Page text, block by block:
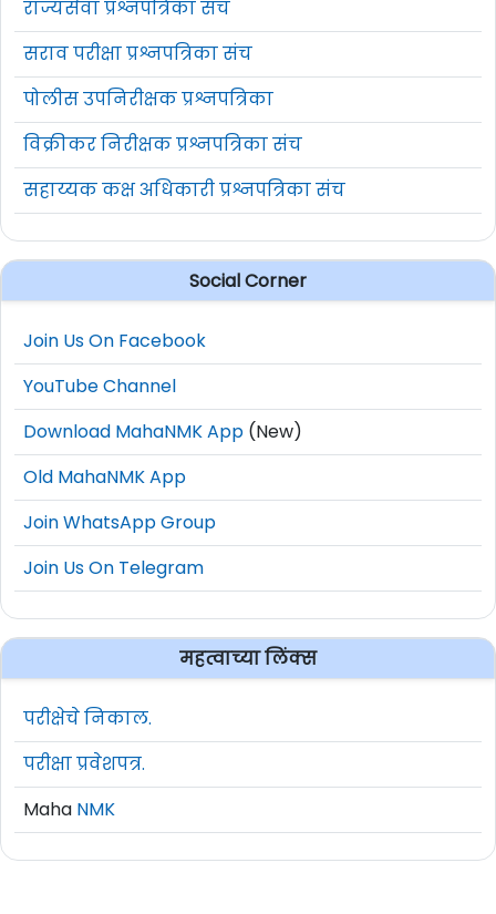
राज्यसेवा प्रश्नपत्रिका संच
सराव परीक्षा प्रश्नपत्रिका संच
पोलीस उपनिरीक्षक प्रश्नपत्रिका
विक्रीकर निरीक्षक प्रश्नपत्रिका संच
सहाय्यक कक्ष अधिकारी प्रश्नपत्रिका संच
Social Corner
Join Us On Facebook
YouTube Channel
Download MahaNMK App (New)
Old MahaNMK App
Join WhatsApp Group
Join Us On Telegram
महत्वाच्या लिंक्स
परीक्षेचे निकाल.
परीक्षा प्रवेशपत्र.
Maha NMK